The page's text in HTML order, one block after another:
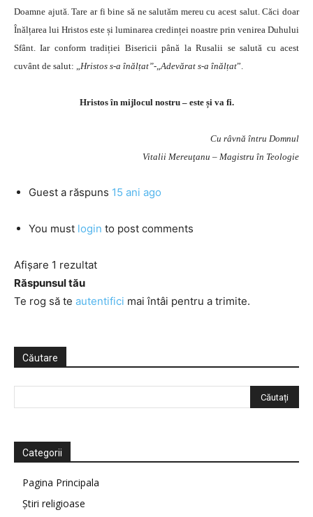
Doamne ajută. Tare ar fi bine să ne salutăm mereu cu acest salut. Căci doar
Înălțarea lui Hristos este și luminarea credinței noastre prin venirea Duhului
Sfânt. Iar conform tradiției Bisericii până la Rusalii se salută cu acest
cuvânt de salut: „Hristos s-a înălțat”-„Adevărat s-a înălțat”.
Hristos în mijlocul nostru – este și va fi.
Cu râvnă întru Domnul
Vitalii Mereuţanu – Magistru în Teologie
Guest a răspuns 15 ani ago
You must login to post comments
Afișare 1 rezultat
Răspunsul tău
Te rog să te autentifici mai întâi pentru a trimite.
Căutare
Categorii
Pagina Principala
Știri religioase